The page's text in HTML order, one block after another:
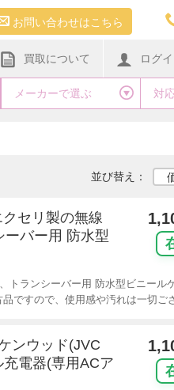
お問い合わせはこちら
買取について ログ
メーカーで選ぶ 対
並び替え：
セリ製の無線
バー用 防水型
トランシーバー用 防水型ビニール
ですので、使用感や汚れは一切ご
ンウッド(JVC
電器(専用ACア